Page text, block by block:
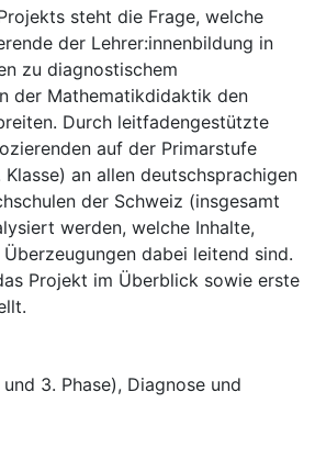
steht die Frage, welche
der Lehrer:innenbildung in
zu diagnostischem
der Mathematikdidaktik den
Durch leitfadengestützte
auf der Primarstufe
an allen deutschsprachigen
der Schweiz (insgesamt
werden, welche Inhalte,
dabei leitend sind.
Projekt im Überblick sowie erste
3. Phase), Diagnose und